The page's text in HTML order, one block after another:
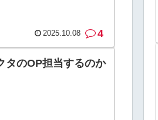
2025.10.08 4
タのOP担当するのか